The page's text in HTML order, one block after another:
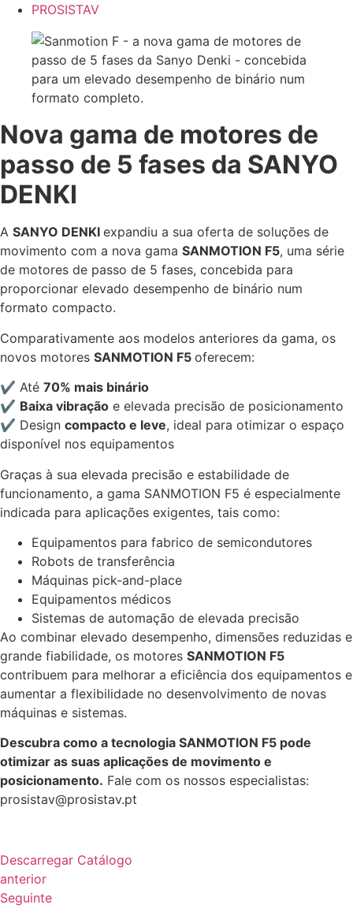
PROSISTAV
Nova gama de motores de
passo de 5 fases da SANYO
DENKI
A SANYO DENKI expandiu a sua oferta de soluções de
movimento com a nova gama SANMOTION F5, uma série
de motores de passo de 5 fases, concebida para
proporcionar elevado desempenho de binário num
formato compacto.
Comparativamente aos modelos anteriores da gama, os
novos motores SANMOTION F5 oferecem:
✔ Até 70% mais binário
✔ Baixa vibração e elevada precisão de posicionamento
✔ Design compacto e leve, ideal para otimizar o espaço
disponível nos equipamentos
Graças à sua elevada precisão e estabilidade de
funcionamento, a gama SANMOTION F5 é especialmente
indicada para aplicações exigentes, tais como:
Equipamentos para fabrico de semicondutores
Robots de transferência
Máquinas pick-and-place
Equipamentos médicos
Sistemas de automação de elevada precisão
Ao combinar elevado desempenho, dimensões reduzidas e
grande fiabilidade, os motores SANMOTION F5
contribuem para melhorar a eficiência dos equipamentos e
aumentar a flexibilidade no desenvolvimento de novas
máquinas e sistemas.
Descubra como a tecnologia SANMOTION F5 pode
otimizar as suas aplicações de movimento e
posicionamento. Fale com os nossos especialistas:
prosistav@prosistav.pt
Descarregar Catálogo
anterior
Seguinte